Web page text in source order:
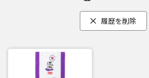
履歴を削除